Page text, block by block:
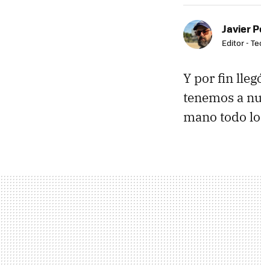
Javier
Editor -
Y por fin
tenemos a
mano todo